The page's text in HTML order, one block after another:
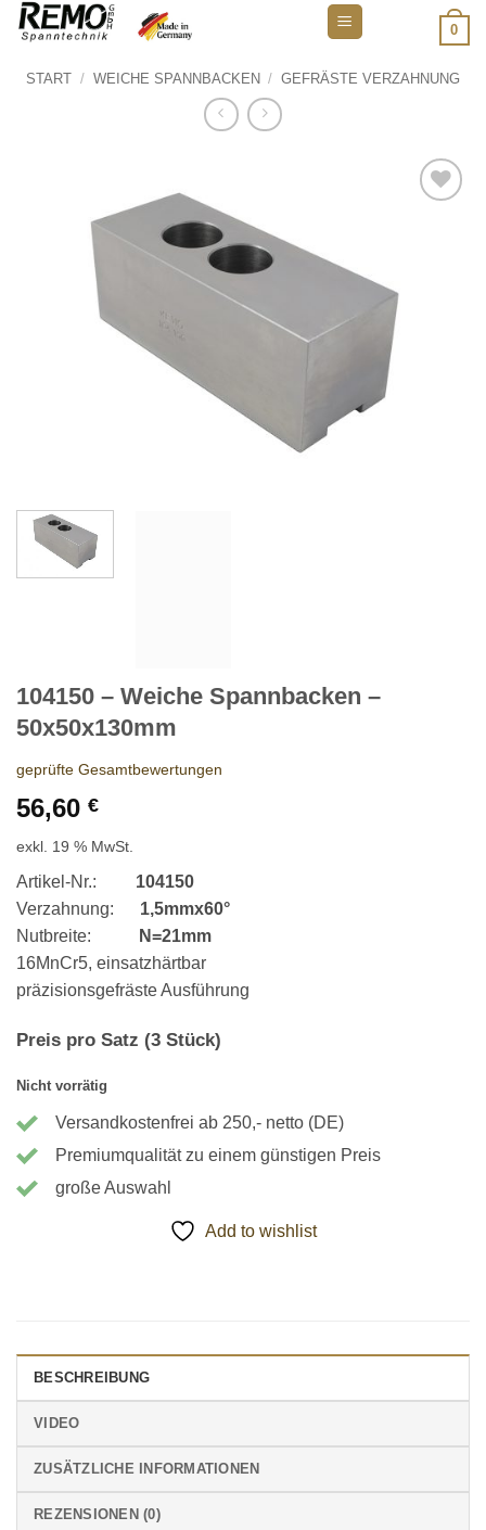
Zum
Inhalt
0
START / WEICHE SPANNBACKEN / GEFRÄSTE VERZAHNUNG
104150 – Weiche Spannbacken –
50x50x130mm
geprüfte Gesamtbewertungen
56,60 €
exkl. 19 % MwSt.
Artikel-Nr.: 104150
Verzahnung: 1,5mmx60°
Nutbreite:
N=21mm
16MnCr5, einsatzhärtbar
präzisionsgefräste Ausführung
Preis pro Satz (3 Stück)
Nicht vorrätig
Versandkostenfrei ab 250,- netto (DE)
Premiumqualität zu einem günstigen Preis
große Auswahl
Add to wishlist
BESCHREIBUNG
VIDEO
ZUSÄTZLICHE INFORMATIONEN
REZENSIONEN (0)